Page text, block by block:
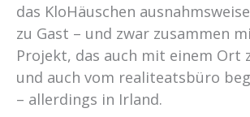
das KloHäuschen
zu Gast – und zwar zusammen
Projekt, das auch mit einem Ort
und auch vom realiteatsbüro
– allerdings in Irland.